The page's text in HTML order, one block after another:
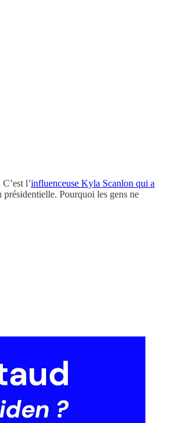
C’est l’influenceuse Kyla Scanlon qui a
présidentielle. Pourquoi les gens ne